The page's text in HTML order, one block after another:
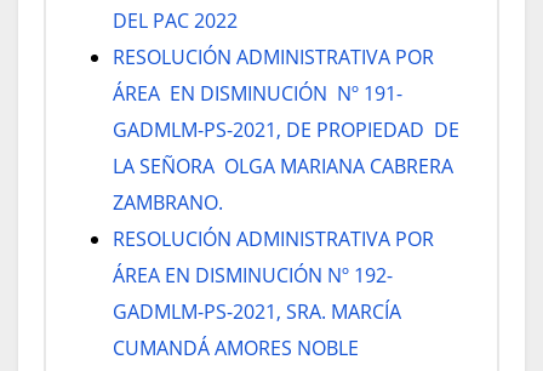
DEL PAC 2022
RESOLUCIÓN ADMINISTRATIVA POR
ÁREA EN DISMINUCIÓN Nº 191-
GADMLM-PS-2021, DE PROPIEDAD DE
LA SEÑORA OLGA MARIANA CABRERA
ZAMBRANO.
RESOLUCIÓN ADMINISTRATIVA POR
ÁREA EN DISMINUCIÓN Nº 192-
GADMLM-PS-2021, SRA. MARCÍA
CUMANDÁ AMORES NOBLE